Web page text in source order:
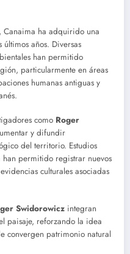
Canaima ha adquirido una
años. Diversas
han permitido
particularmente en áreas
humanas antiguas y
como Roger
y difundir
del territorio. Estudios
han permitido registrar nuevos
culturales asociadas
Swidorowicz integran
paisaje, reforzando la idea
convergen patrimonio natural